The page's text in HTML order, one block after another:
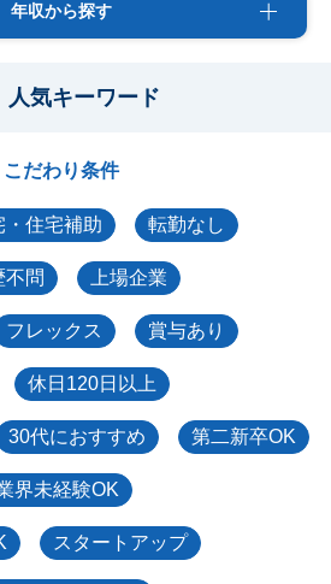
年収から探す
人気キーワード
こだわり条件
・住宅補助 転勤なし
不問 上場企業
フレックス 賞与あり
休日120日以上
30代におすすめ 第二新卒OK
界未経験OK
スタートアップ